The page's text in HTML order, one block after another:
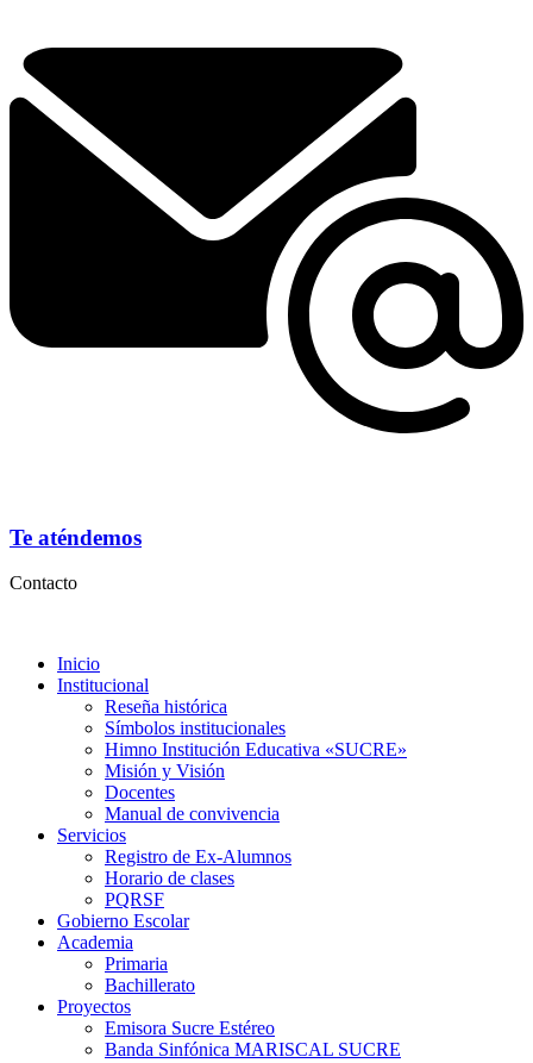
Te aténdemos
Contacto
Inicio
Institucional
Reseña histórica
Símbolos institucionales
Himno Institución Educativa «SUCRE»
Misión y Visión
Docentes
Manual de convivencia
Servicios
Registro de Ex-Alumnos
Horario de clases
PQRSF
Gobierno Escolar
Academia
Primaria
Bachillerato
Proyectos
Emisora Sucre Estéreo
Banda Sinfónica MARISCAL SUCRE